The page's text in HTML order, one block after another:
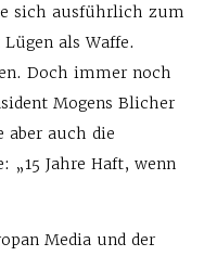
sich ausführlich zum
als Waffe.
Doch immer noch
Mogens Blicher
aber auch die
„15 Jahre Haft, wenn
Media und der